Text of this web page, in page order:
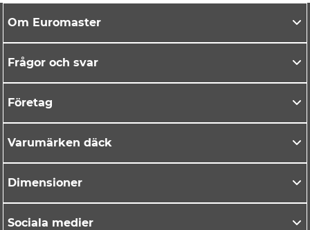
Om Euromaster
Frågor och svar
Företag
Varumärken däck
Dimensioner
Sociala medier